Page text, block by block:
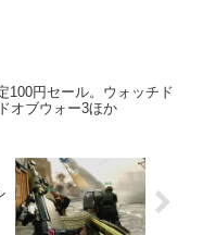
100円セール。ウォッチド
オブウォー3ほか